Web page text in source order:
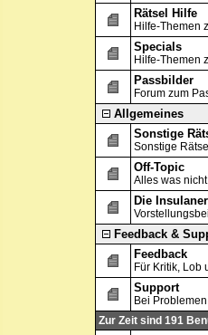
Rätsel Hilfe
Hilfe-Themen
Specials
Hilfe-Themen
Passbilder
Forum zum
Allgemeines
Sonstige
Sonstige
Off-Topic
Alles was
Die Insulaner
Feedback &
Feedback
Für Kritik, Lob
Support
Bei
Zur Zeit sind 191